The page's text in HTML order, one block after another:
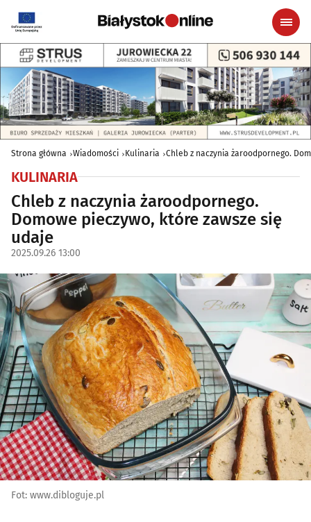
Strona główna Wiadomości Kulinaria Chleb z naczynia żaroodpornego.
KULINARIA
Chleb z naczynia żaroodpornego.
Domowe pieczywo, które zawsze się
udaje
2025.09.26 13:00
Fot: www.dibloguje.pl